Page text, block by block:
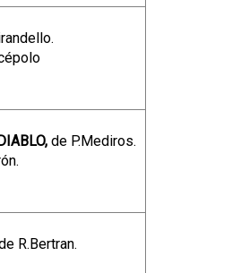
de P.Mediros.
R.Bertran.